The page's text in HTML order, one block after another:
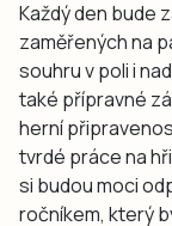
Každý den bude
zaměřených na
souhru v poli i
také přípravné
herní
tvrdé práce na
si budou moci
ročníkem, který